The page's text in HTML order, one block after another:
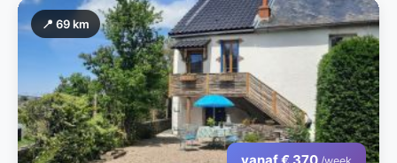
📍 69 km